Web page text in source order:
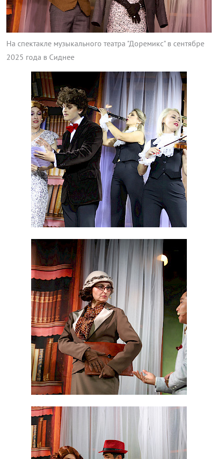
На спектакле музыкального театра "Доремикс" в сентябре
2025 года в Сиднее